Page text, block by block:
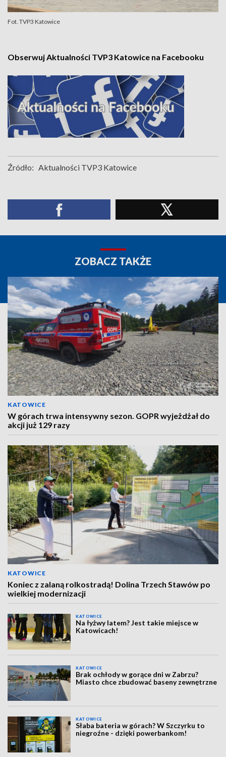
Fot. TVP3 Katowice
Obserwuj Aktualności TVP3 Katowice na Facebooku
Źródło: Aktualności TVP3 Katowice
ZOBACZ TAKŻE
KATOWICE
W górach trwa intensywny sezon. GOPR wyjeżdżał do
akcji już 129 razy
KATOWICE
Koniec z zalaną rolkostradą! Dolina Trzech Stawów po
wielkiej modernizacji
KATOWICE
Na łyżwy latem? Jest takie miejsce w
Katowicach!
KATOWICE
Brak ochłody w gorące dni w Zabrzu?
Miasto chce zbudować baseny zewnętrzne
KATOWICE
Słaba bateria w górach? W Szczyrku to
niegroźne - dzięki powerbankom!